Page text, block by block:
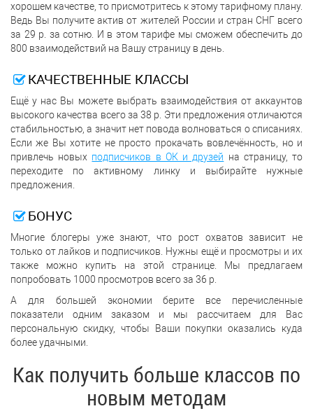
хорошем качестве, то присмотритесь к этому тарифному плану.
Ведь Вы получите актив от жителей России и стран СНГ всего
за 29 р. за сотню. И в этом тарифе мы сможем обеспечить до
800 взаимодействий на Вашу страницу в день.
КАЧЕСТВЕННЫЕ КЛАССЫ
Ещё у нас Вы можете выбрать взаимодействия от аккаунтов
высокого качества всего за 38 р. Эти предложения отличаются
стабильностью, а значит нет повода волноваться о списаниях.
Если же Вы хотите не просто прокачать вовлечённость, но и
привлечь новых подписчиков в ОК и друзей на страницу, то
переходите по активному линку и выбирайте нужные
предложения.
БОНУС
Многие блогеры уже знают, что рост охватов зависит не
только от лайков и подписчиков. Нужны ещё и просмотры и их
также можно купить на этой странице. Мы предлагаем
попробовать 1000 просмотров всего за 36 р.
А для большей экономии берите все перечисленные
показатели одним заказом и мы рассчитаем для Вас
персональную скидку, чтобы Ваши покупки оказались куда
более удачными.
Как получить больше классов по
новым методам